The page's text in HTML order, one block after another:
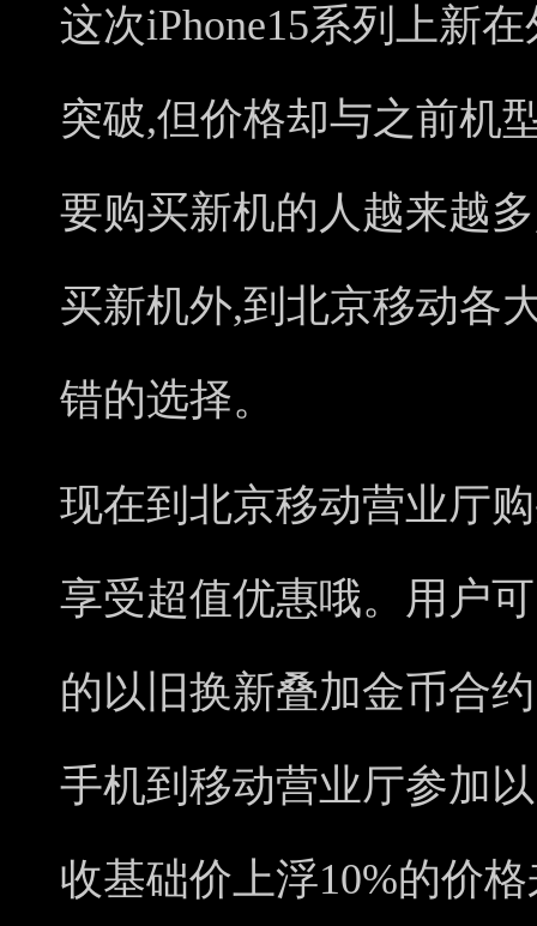
这次iPhone15系列上新
突破,但价格却与之前机
要购买新机的人越来越
买新机外,到北京移动各
错的选择。
现在到北京移动营业厅
享受超值优惠哦。用户
的以旧换新叠加金币合
手机到移动营业厅参加
收基础价上浮10%的价